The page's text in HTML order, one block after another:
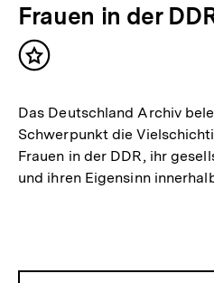
Frauen in der
Inhalt
Das Deutschland Archiv
Schwerpunkt die
Frauen in der DDR, ihr
und ihren Eigensinn